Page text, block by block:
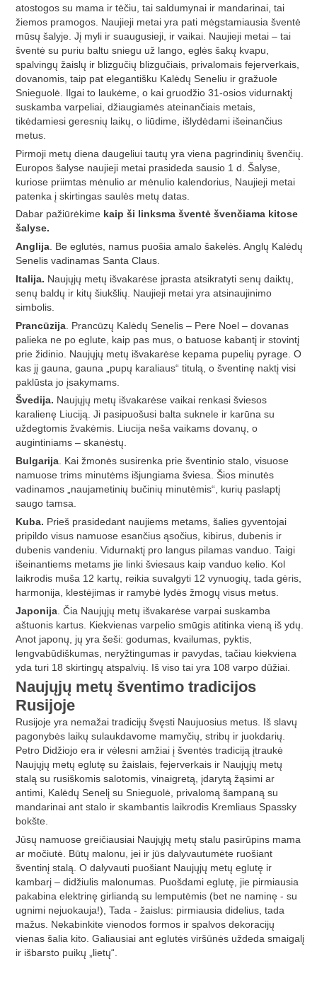
atostogos su mama ir tėčiu, tai saldumynai ir mandarinai, tai
žiemos pramogos. Naujieji metai yra pati mėgstamiausia šventė
mūsų šalyje. Jį myli ir suaugusieji, ir vaikai. Naujieji metai – tai
šventė su puriu baltu sniegu už lango, eglės šakų kvapu,
spalvingų žaislų ir blizgučių blizgučiais, privalomais fejerverkais,
dovanomis, taip pat elegantišku Kalėdų Seneliu ir gražuole
Snieguolė. Ilgai to laukėme, o kai gruodžio 31-osios vidurnaktį
suskamba varpeliai, džiaugiamės ateinančiais metais,
tikėdamiesi geresnių laikų, o liūdime, išlydėdami išeinančius
metus.
Pirmoji metų diena daugeliui tautų yra viena pagrindinių švenčių.
Europos šalyse naujieji metai prasideda sausio 1 d. Šalyse,
kuriose priimtas mėnulio ar mėnulio kalendorius, Naujieji metai
patenka į skirtingas saulės metų datas.
Dabar pažiūrėkime kaip ši linksma šventė švenčiama kitose
šalyse.
Anglija . Be eglutės, namus puošia amalo šakelės. Anglų Kalėdų
Senelis vadinamas Santa Claus.
Italija. Naujųjų metų išvakarėse įprasta atsikratyti senų daiktų,
senų baldų ir kitų šiukšlių. Naujieji metai yra atsinaujinimo
simbolis.
Prancūzija . Prancūzų Kalėdų Senelis – Pere Noel – dovanas
palieka ne po eglute, kaip pas mus, o batuose kabantį ir stovintį
prie židinio. Naujųjų metų išvakarėse kepama pupelių pyrage. O
kas jį gauna, gauna „pupų karaliaus“ titulą, o šventinę naktį visi
paklūsta jo įsakymams.
Švedija. Naujųjų metų išvakarėse vaikai renkasi šviesos
karalienę Liuciją. Ji pasipuošusi balta suknele ir karūna su
uždegtomis žvakėmis. Liucija neša vaikams dovanų, o
augintiniams – skanėstų.
Bulgarija . Kai žmonės susirenka prie šventinio stalo, visuose
namuose trims minutėms išjungiama šviesa. Šios minutės
vadinamos „naujametinių bučinių minutėmis“, kurių paslaptį
saugo tamsa.
Kuba. Prieš prasidedant naujiems metams, šalies gyventojai
pripildo visus namuose esančius ąsočius, kibirus, dubenis ir
dubenis vandeniu. Vidurnaktį pro langus pilamas vanduo. Taigi
išeinantiems metams jie linki šviesaus kaip vanduo kelio. Kol
laikrodis muša 12 kartų, reikia suvalgyti 12 vynuogių, tada gėris,
harmonija, klestėjimas ir ramybė lydės žmogų visus metus.
Japonija . Čia Naujųjų metų išvakarėse varpai suskamba
aštuonis kartus. Kiekvienas varpelio smūgis atitinka vieną iš ydų.
Anot japonų, jų yra šeši: godumas, kvailumas, pyktis,
lengvabūdiškumas, neryžtingumas ir pavydas, tačiau kiekviena
yda turi 18 skirtingų atspalvių. Iš viso tai yra 108 varpo dūžiai.
Naujųjų metų šventimo tradicijos
Rusijoje
Rusijoje yra nemažai tradicijų švęsti Naujuosius metus. Iš slavų
pagonybės laikų sulaukdavome mamyčių, stribų ir juokdarių.
Petro Didžiojo era ir vėlesni amžiai į šventės tradiciją įtraukė
Naujųjų metų eglutę su žaislais, fejerverkais ir Naujųjų metų
stalą su rusiškomis salotomis, vinaigretą, įdarytą žąsimi ar
antimi, Kalėdų Senelį su Snieguolė, privalomą šampaną su
mandarinai ant stalo ir skambantis laikrodis Kremliaus Spassky
bokšte.
Jūsų namuose greičiausiai Naujųjų metų stalu pasirūpins mama
ar močiutė. Būtų malonu, jei ir jūs dalyvautumėte ruošiant
šventinį stalą. O dalyvauti puošiant Naujųjų metų eglutę ir
kambarį – didžiulis malonumas. Puošdami eglutę, jie pirmiausia
pakabina elektrinę girliandą su lemputėmis (bet ne naminę - su
ugnimi nejuokauja!), Tada - žaislus: pirmiausia didelius, tada
mažus. Nekabinkite vienodos formos ir spalvos dekoracijų
vienas šalia kito. Galiausiai ant eglutės viršūnės uždeda smaigalį
ir išbarsto puikų „lietų“.